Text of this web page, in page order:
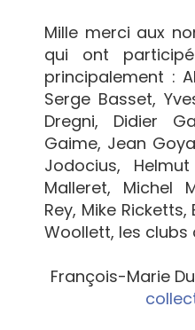
Mille merci aux
qui ont
principalement :
Serge Basset,
Dregni, Didier
Gaime, Jean
Jodocius,
Malleret, Michel
Rey, Mike
Woollett, les clubs
François-Marie